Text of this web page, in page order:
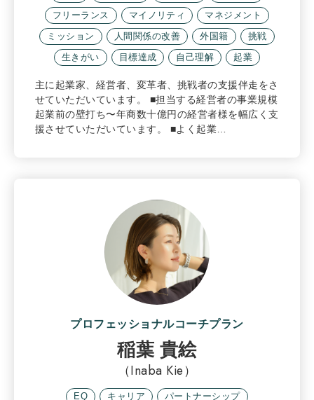
フリーランス
マイノリティ
マネジメント
ミッション
人間関係の改善 外国籍
挑戦
生きがい
目標達成 自己理解 起業
主に起業家、経営者、変革者、挑戦者の支援伴走をさ
せていただいています。 ■担当する経営者の事業規模
起業前の壁打ち〜年商数十億円の経営者様を幅広く支
援させていただいています。 ■よく起業…
プロフェッショナルコーチプラン
稲葉 貴絵
（Inaba Kie）
EQ キャリア パートナーシップ